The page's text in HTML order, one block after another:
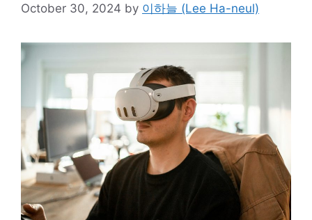
October 30, 2024 by 이하늘 (Lee Ha-neul)